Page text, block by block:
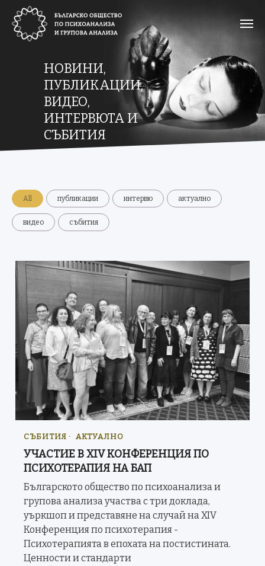
НОВИНИ,
ПУБЛИКАЦИИ,
ВИДЕО,
ИНТЕРВЮТА И
СЪБИТИЯ
All публикации интервю актуално
видео събития
СЪБИТИЯ АКТУАЛНО
УЧАСТИЕ В XIV КОНФЕРЕНЦИЯ ПО
ПСИХОТЕРАПИЯ НА БАП
Българското общество по психоанализа и
групова анализа участва с три доклада,
уъркшоп и представяне на случай на XIV
Конференция по психотерапия -
Психотерапията в епохата на постистината.
Ценности и стандарти